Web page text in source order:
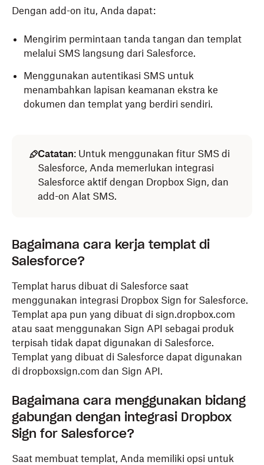
Dengan add-on itu, Anda dapat:
Mengirim permintaan tanda tangan dan templat
melalui SMS langsung dari Salesforce.
Menggunakan autentikasi SMS untuk
menambahkan lapisan keamanan ekstra ke
dokumen dan templat yang berdiri sendiri.
Catatan: Untuk menggunakan fitur SMS di
Salesforce, Anda memerlukan integrasi
Salesforce aktif dengan Dropbox Sign, dan
add-on Alat SMS.
Bagaimana cara kerja templat di
Salesforce?
Templat harus dibuat di Salesforce saat
menggunakan integrasi Dropbox Sign for Salesforce.
Templat apa pun yang dibuat di sign.dropbox.com
atau saat menggunakan Sign API sebagai produk
terpisah tidak dapat digunakan di Salesforce.
Templat yang dibuat di Salesforce dapat digunakan
di dropboxsign.com dan Sign API.
Bagaimana cara menggunakan bidang
gabungan dengan integrasi Dropbox
Sign for Salesforce?
Saat membuat templat, Anda memiliki opsi untuk